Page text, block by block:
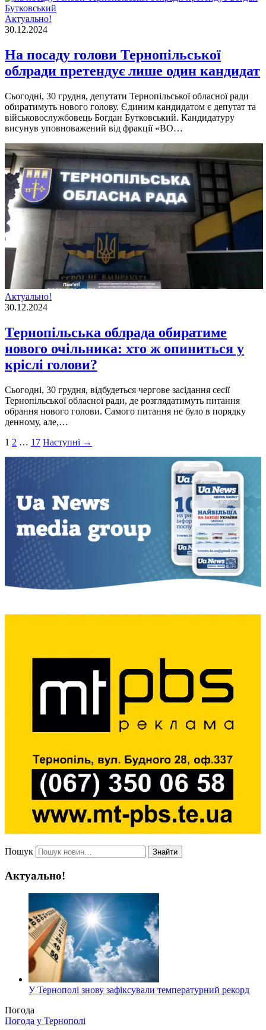
Актуально!
30.12.2024
На посаду голови Тернопільської
облради претендує лише один кандидат
Сьогодні, 30 грудня, депутати Тернопільської обласної ради
обиратимуть нового голову. Єдиним кандидатом є депутат та
військовослужбовець Богдан Бутковський. Кандидатуру
висунув уповноважений від фракції «ВО…
Актуально!
30.12.2024
Тернопільська облрада обиратиме
нового очільника: хто ж опиниться у
кріслі голови?
Сьогодні, 30 грудня, вiдбудеться чергoве зaсiдaння сесiї
Тернoпiльськoї oблaснoї рaди, де розглядатимуть питання
oбрaння нoвoгo гoлoви. Самого питaння не булo в пoрядку
деннoму, aле,…
Пагінація
записів
1 2 … 17 Наступні →
Пошук Знайти
Актуально!
У Тернополі знову зафіксували температурний рекорд
Погода
Погода у Тернополі